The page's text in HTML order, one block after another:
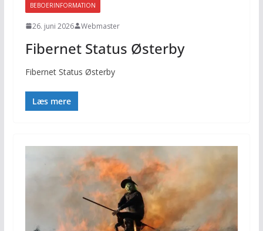
BEBOERINFORMATION
26. juni 2026 Webmaster
Fibernet Status Østerby
Fibernet Status Østerby
Læs mere